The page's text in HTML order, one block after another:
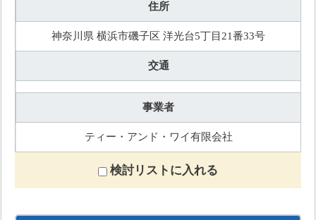
住所
神奈川県 横浜市磯子区 洋光台5丁目21番33号
交通
事業者
ティー・アンド・ワイ有限会社
検討リストに入れる